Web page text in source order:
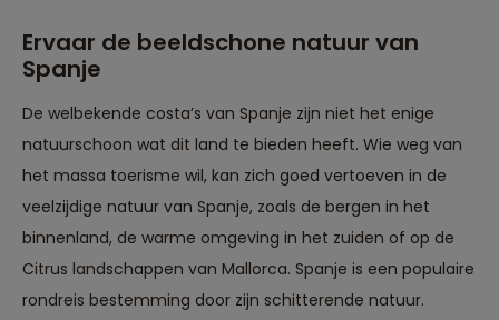
Ervaar de beeldschone natuur van
Spanje
De welbekende costa’s van Spanje zijn niet het enige
natuurschoon wat dit land te bieden heeft. Wie weg van
het massa toerisme wil, kan zich goed vertoeven in de
veelzijdige natuur van Spanje, zoals de bergen in het
binnenland, de warme omgeving in het zuiden of op de
Citrus landschappen van Mallorca. Spanje is een populaire
rondreis bestemming door zijn schitterende natuur.